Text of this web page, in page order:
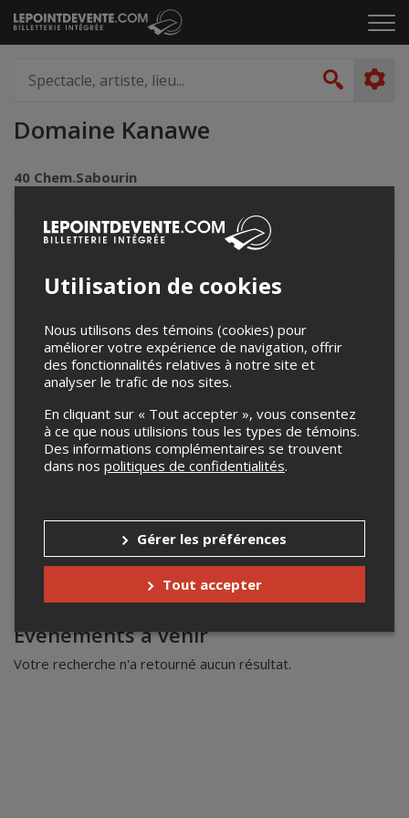
Passer
au
le
artiste,
lieu...
Domaine Kanawe
40 Chem.Sabourin
+
Leaflet| ©
Événements à venir
Votre recherche n'a retourné aucun résultat.
Utilisation de cookies
Nous utilisons des témoins (cookies) pour
améliorer votre expérience de navigation, offrir
des fonctionnalités relatives à notre site et
analyser le trafic de nos sites.
En cliquant sur « Tout accepter », vous consentez
à ce que nous utilisions tous les types de témoins.
Des informations complémentaires se trouvent
dans nos politiques de confidentialités.
Gérer les préférences
Tout accepter